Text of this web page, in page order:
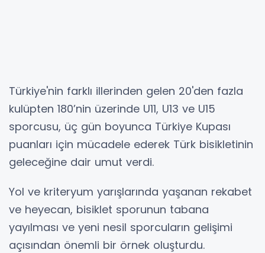
Türkiye'nin farklı illerinden gelen 20'den fazla
kulüpten 180’nin üzerinde U11, U13 ve U15
sporcusu, üç gün boyunca Türkiye Kupası
puanları için mücadele ederek Türk bisikletinin
geleceğine dair umut verdi.
Yol ve kriteryum yarışlarında yaşanan rekabet
ve heyecan, bisiklet sporunun tabana
yayılması ve yeni nesil sporcuların gelişimi
açısından önemli bir örnek oluşturdu.